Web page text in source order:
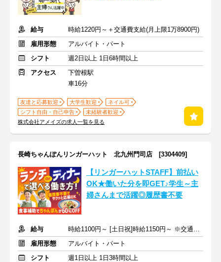
給与
時給1220円～＋交通費支給(月上限1万8900円)
雇用形態
アルバイト・パート
シフト
週2日以上 1日6時間以上
アクセス
下曽根駅
車16分
友達と応募歓迎 大学生歓迎
ネイル可
シフト自由・自己申告
未経験者歓迎
株式会社アメイズの求人一覧を見る
長崎ちゃんぽんリンガーハット 北九州門司店 [3304409]
【リンガーハットSTAFF】前払い
OK★働いた分を即GET♪学生～主
婦さんまで活躍◎履歴書不要
給与
時給1100円～ [土日祝]時給1150円～ ※交通費全額支給
雇用形態
アルバイト・パート
シフト
週1日以上 1日3時間以上